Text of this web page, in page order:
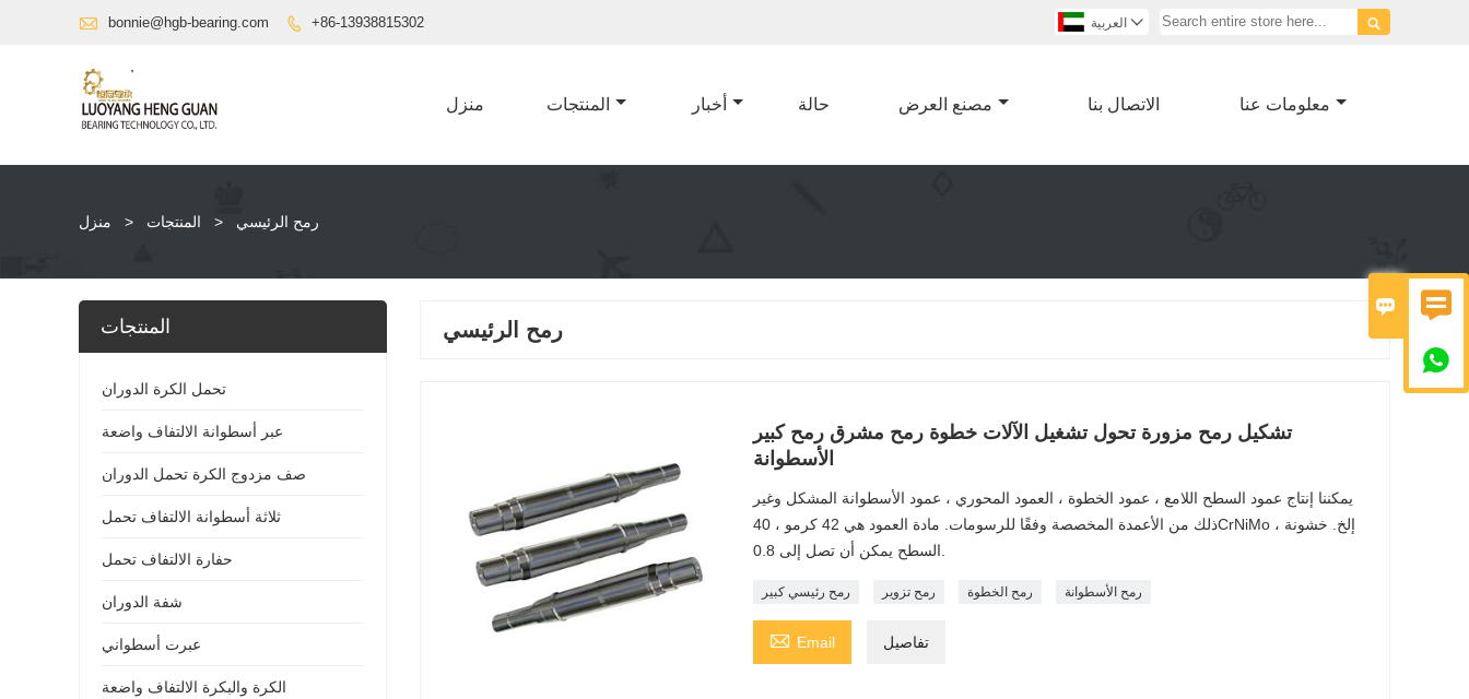
 

 bonnie@hgb-bearing.com  +86-13938815302  العربية 
منزل المنتجات أخبار حالة مصنع العرض الاتصال بنا معلومات عنا
منزل > المنتجات > رمح الرئيسي
رمح الرئيسي
تشكيل رمح مزورة تحول تشغيل الآلات خطوة رمح مشرق رمح كبير
الأسطوانة
يمكننا إنتاج عمود السطح اللامع ، عمود الخطوة ، العمود المحوري ، عمود الأسطوانة المشكل وغير
ذلك من الأعمدة المخصصة وفقًا للرسومات. مادة العمود هي 42 كرمو ، 40CrNiMo ، إلخ. خشونة
السطح يمكن أن تصل إلى 0.8.
رمح رئيسي كبير رمح تزوير رمح الخطوة رمح الأسطوانة
 Email تفاصيل
المنتجات
تحمل الكرة الدوران
عبر أسطوانة الالتفاف واضعة
صف مزدوج الكرة تحمل الدوران
ثلاثة أسطوانة الالتفاف تحمل
حفارة الالتفاف تحمل
شفة الدوران
عبرت أسطواني
الكرة والبكرة الالتفاف واضعة